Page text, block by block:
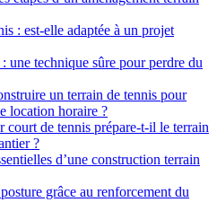
: est-elle adaptée à un projet
une technique sûre pour perdre du
un terrain de tennis pour
location horaire ?
court de tennis prépare-t-il le terrain
?
d’une construction terrain
grâce au renforcement du